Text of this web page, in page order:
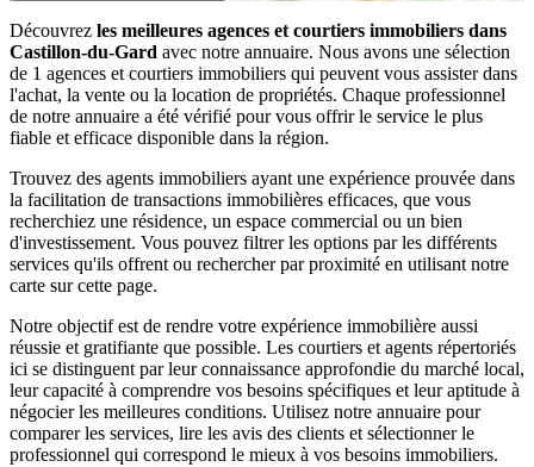
Découvrez les meilleures agences et courtiers immobiliers dans
Castillon-du-Gard avec notre annuaire. Nous avons une sélection
de 1 agences et courtiers immobiliers qui peuvent vous assister dans
l'achat, la vente ou la location de propriétés. Chaque professionnel
de notre annuaire a été vérifié pour vous offrir le service le plus
fiable et efficace disponible dans la région.
Trouvez des agents immobiliers ayant une expérience prouvée dans
la facilitation de transactions immobilières efficaces, que vous
recherchiez une résidence, un espace commercial ou un bien
d'investissement. Vous pouvez filtrer les options par les différents
services qu'ils offrent ou rechercher par proximité en utilisant notre
carte sur cette page.
Notre objectif est de rendre votre expérience immobilière aussi
réussie et gratifiante que possible. Les courtiers et agents répertoriés
ici se distinguent par leur connaissance approfondie du marché local,
leur capacité à comprendre vos besoins spécifiques et leur aptitude à
négocier les meilleures conditions. Utilisez notre annuaire pour
comparer les services, lire les avis des clients et sélectionner le
professionnel qui correspond le mieux à vos besoins immobiliers.